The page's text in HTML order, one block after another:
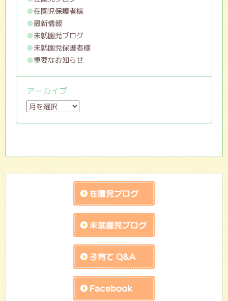
在園児保護者様
最新情報
未就園児ブログ
未就園児保護者様
重要なお知らせ
アーカイブ
ア
ブ